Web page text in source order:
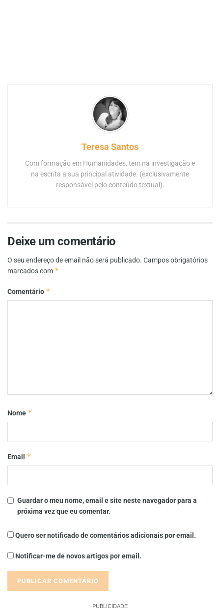
Teresa Santos
Com formação em Humanidades, tem na investigação e
na escrita a sua principal atividade. (exclusivamente
responsável pelo conteúdo textual).
Deixe um comentário
O seu endereço de email não será publicado. Campos obrigatórios
marcados com *
Comentário *
Nome *
Email *
Guardar o meu nome, email e site neste navegador para a
próxima vez que eu comentar.
Quero ser notificado de comentários adicionais por email.
Notificar-me de novos artigos por email.
PUBLICIDADE